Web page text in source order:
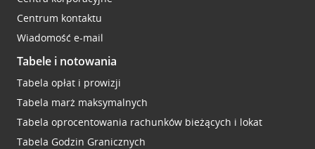
Centrum kontaktu
Wiadomość e-mail
Tabele i notowania
Tabela opłat i prowizji
Tabela marż maksymalnych
Tabela oprocentowania rachunków bieżących i lokat
Tabela Godzin Granicznych